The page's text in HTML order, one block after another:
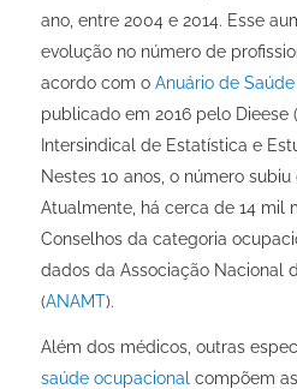
ano, entre 2004 e 2014. Esse
evolução no número de
acordo com o Anuário de
publicado em 2016 pelo Dieese
Intersindical de Estatística e
Nestes 10 anos, o número subiu
Atualmente, há cerca de 14 mil
Conselhos da categoria
dados da Associação Nacional
(ANAMT).
Além dos médicos, outras
saúde ocupacional compõem